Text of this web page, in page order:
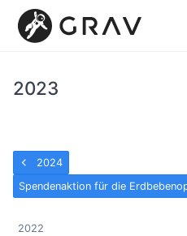
2023
2024
Spendenaktion für die
2022